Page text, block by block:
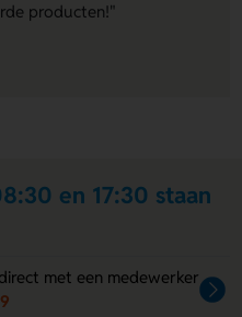
producten!"
en 17:30 staan
met een medewerker